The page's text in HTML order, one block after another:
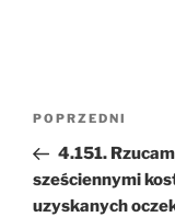
Nawigacja
Poprzedni
wpis
POPRZEDNI
4.151.
sześciennymi
uzyskanych